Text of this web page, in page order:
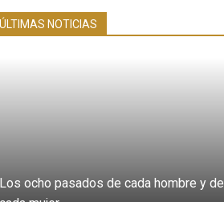
ÚLTIMAS NOTICIAS
Los ocho pasados de cada hombre y de